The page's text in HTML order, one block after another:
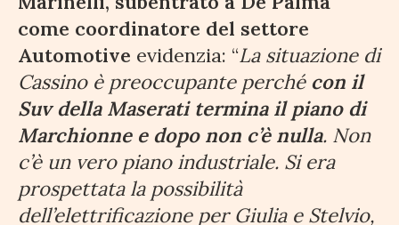
come coordinatore del settore
Automotive evidenzia: “La situazione di
Cassino è preoccupante perché con il
Suv della Maserati termina il piano di
Marchionne e dopo non c’è nulla. Non
c’è un vero piano industriale. Si era
prospettata la possibilità
dell’elettrificazione per Giulia e Stelvio,